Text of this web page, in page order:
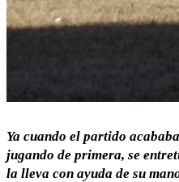
Ya cuando el partido
jugando de primera, se
la lleva con ayuda de su